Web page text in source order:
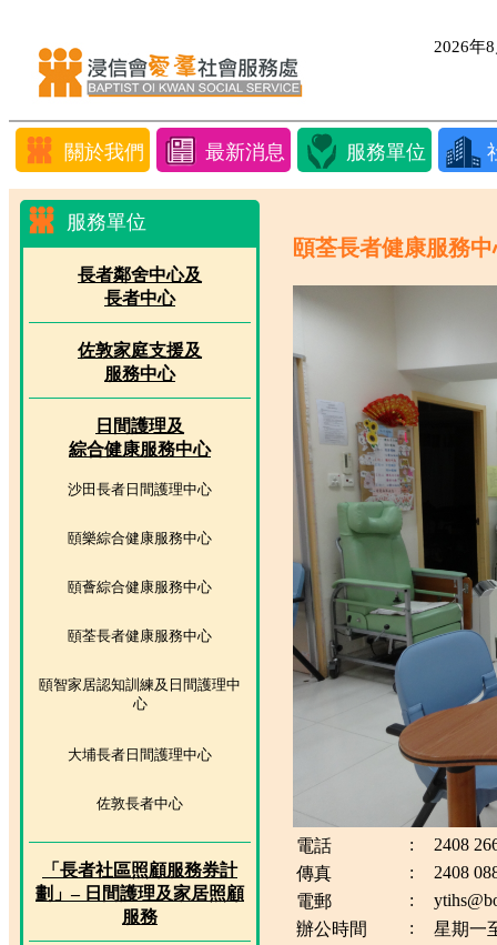
2026年
關於我們 最新消息 服務單位
服務單位
長者鄰舍中心及
長者中心
佐敦家庭支援及
服務中心
日間護理及
綜合健康服務中心
沙田長者日間護理中心
頤樂綜合健康服務中心
頤薈綜合健康服務中心
頤荃長者健康服務中心
頤智家居認知訓練及日間護理中
心
大埔長者日間護理中心
佐敦長者中心
「長者社區照顧服務券計
劃」– 日間護理及家居照顧
服務
頤荃長者健康服務
電話 :
2408
傳真
:
2408
電郵
:
辦公時間
:
星期一